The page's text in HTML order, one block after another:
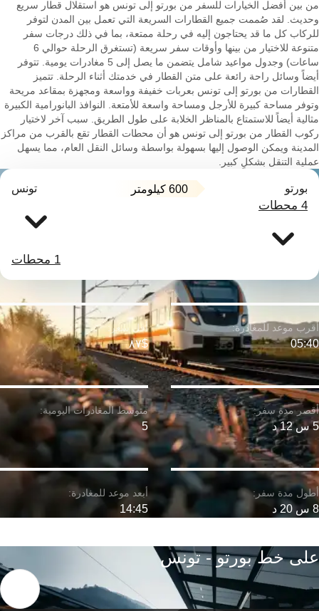
من بين أفضل الخيارات للسفر من بورتو إلى تونس هو استقلال قطار سريع
وحديث. لقد صُممت جميع القطارات السريعة التي تعمل بين المدن لتوفر
للركاب كل ما قد يحتاجون إليه في رحلة ممتعة، بما في ذلك درجات سفر
متنوعة للاختيار من بينها وأوقات سفر سريعة (تستغرق الرحلة حوالي 6
ساعات) وجدول مواعيد شامل يتضمن ما يصل إلى 5 مغادرات يومية. تتوفر
أيضاً وسائل راحة رائعة على متن القطار في خدمتك أثناء الرحلة. تتميز
القطارات من بورتو إلى تونس بعربات خفيفة وواسعة ومجهزة بمقاعد مريحة
وتوفر مساحة كبيرة للأرجل ومساحة واسعة للأمتعة. النوافذ البانورامية الكبيرة
مثالية أيضاً للاستمتاع بالمناظر الخلابة على طول الطريق. سبب آخر لاختيار
ركوب القطار من بورتو إلى تونس هو أن محطات القطار تقع بالقرب من مراكز
المدينة ويمكن الوصول إليها بسهولة بواسطة وسائل النقل العام، مما يسهل
عملية التنقل بشكلٍ كبير.
بورتو 600 كيلومتر تونس
4 محطات
1 محطات
5 س 12 د
05:40
8 س 20 د
$٨٧
5
14:45
على خط بورتو - تونس